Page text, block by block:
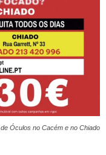
Óculos no Cacém e no Chiado